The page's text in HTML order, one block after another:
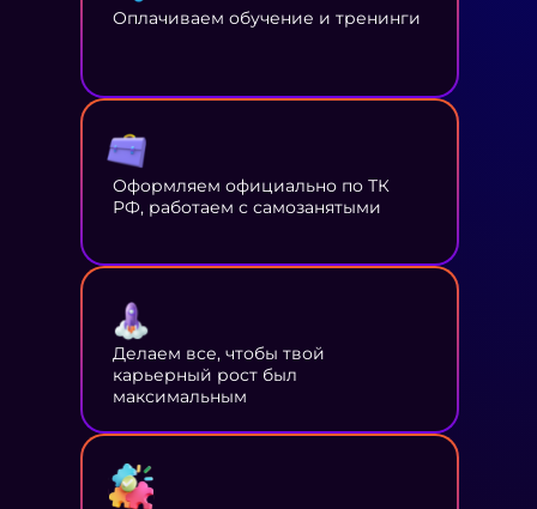
Оплачиваем обучение и тренинги
Оформляем официально по ТК
РФ, работаем с самозанятыми
Делаем все, чтобы твой
карьерный рост был
максимальным